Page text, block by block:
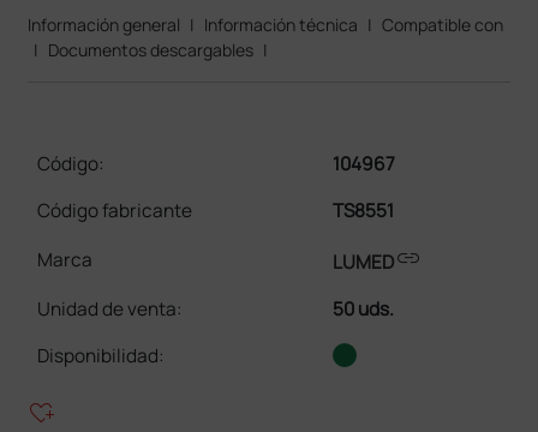
Información general | Información técnica | Compatible con
| Documentos descargables |
Código:
104967
Código fabricante
TS8551
Marca
LUMEDlink
Unidad de venta:
50 uds.
Disponibilidad:
heart_plus